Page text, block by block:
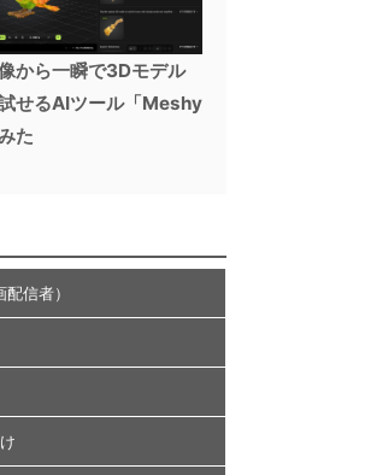
から一瞬で3Dモデル
せるAIツール「Meshy
た
信者）